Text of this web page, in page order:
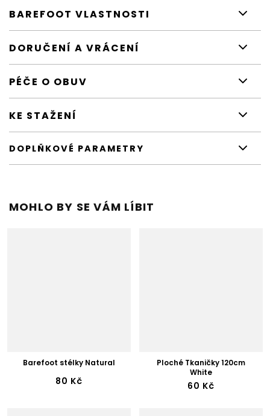
BAREFOOT VLASTNOSTI
DORUČENÍ A VRÁCENÍ
PÉČE O OBUV
KE STAŽENÍ
DOPLŇKOVÉ PARAMETRY
MOHLO BY SE VÁM LÍBIT
Barefoot stélky Natural
80 Kč
Ploché Tkaničky 120cm
White
60 Kč